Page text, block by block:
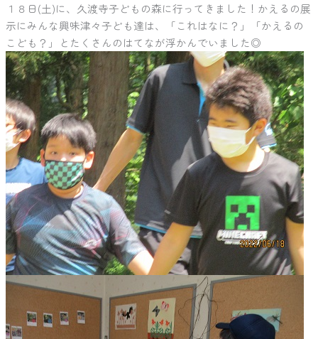
１８日(土)に、久渡寺子どもの森に行ってきました！かえるの展
示にみんな興味津々子ども達は、「これはなに？」「かえるの
こども？」とたくさんのはてなが浮かんでいました◎